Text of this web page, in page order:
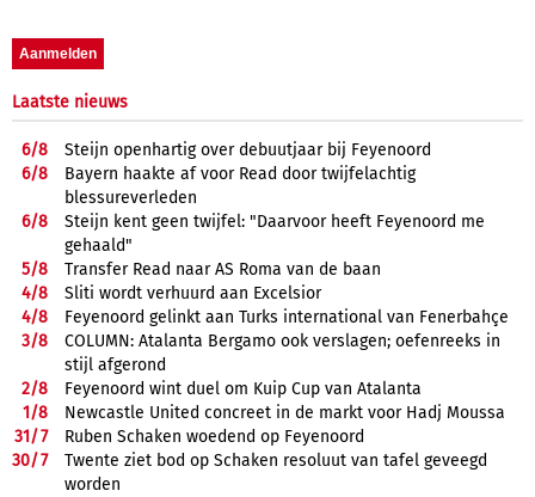
Laatste nieuws
6/8
Steijn openhartig over debuutjaar bij Feyenoord
6/8
Bayern haakte af voor Read door twijfelachtig
blessureverleden
6/8
Steijn kent geen twijfel: "Daarvoor heeft Feyenoord me
gehaald"
5/8
Transfer Read naar AS Roma van de baan
4/8
Sliti wordt verhuurd aan Excelsior
4/8
Feyenoord gelinkt aan Turks international van Fenerbahçe
3/8
COLUMN: Atalanta Bergamo ook verslagen; oefenreeks in
stijl afgerond
2/8
Feyenoord wint duel om Kuip Cup van Atalanta
1/8
Newcastle United concreet in de markt voor Hadj Moussa
31/7
Ruben Schaken woedend op Feyenoord
30/7
Twente ziet bod op Schaken resoluut van tafel geveegd
worden